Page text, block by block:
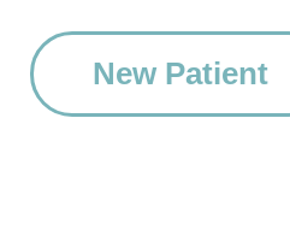
New Patient